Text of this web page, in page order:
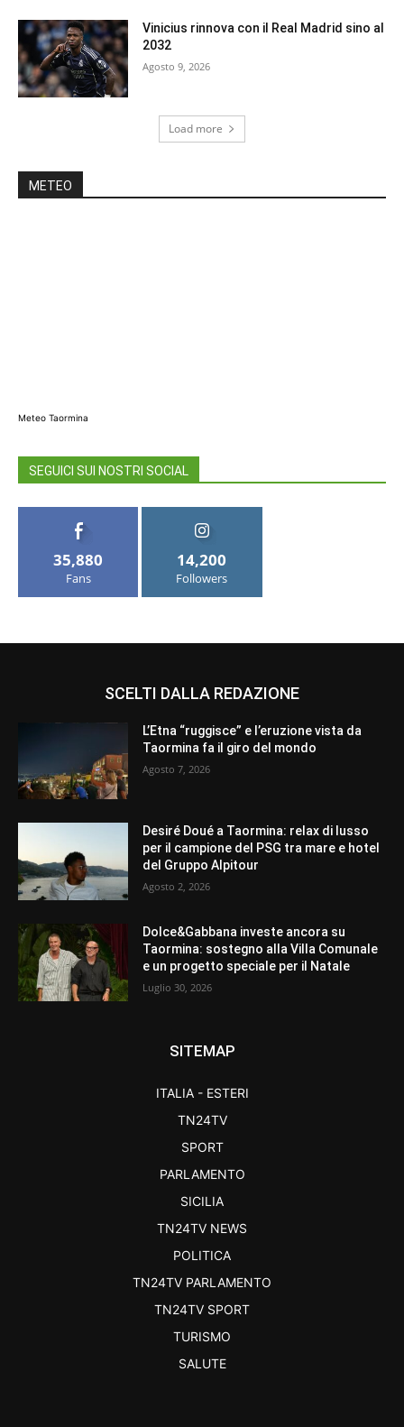
Vinicius rinnova con il Real Madrid sino al
2032
Agosto 9, 2026
Load more
METEO
Meteo Taormina
SEGUICI SUI NOSTRI SOCIAL
35,880
Fans
14,200
Followers
SCELTI DALLA REDAZIONE
L’Etna “ruggisce” e l’eruzione vista da
Taormina fa il giro del mondo
Agosto 7, 2026
Desiré Doué a Taormina: relax di lusso
per il campione del PSG tra mare e hotel
del Gruppo Alpitour
Agosto 2, 2026
Dolce&Gabbana investe ancora su
Taormina: sostegno alla Villa Comunale
e un progetto speciale per il Natale
Luglio 30, 2026
SITEMAP
ITALIA - ESTERI
TN24TV
SPORT
PARLAMENTO
SICILIA
TN24TV NEWS
POLITICA
TN24TV PARLAMENTO
TN24TV SPORT
TURISMO
SALUTE